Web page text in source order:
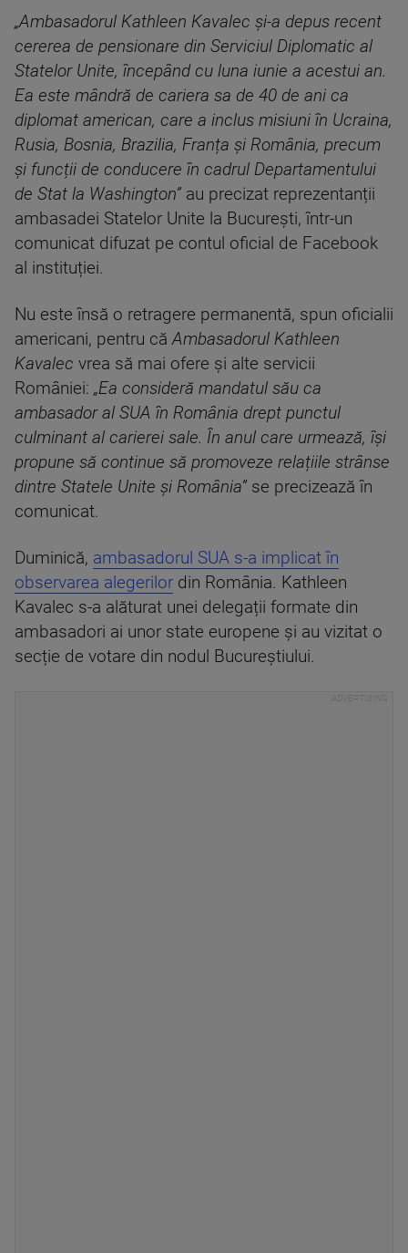
„Ambasadorul Kathleen Kavalec și-a depus recent
cererea de pensionare din Serviciul Diplomatic al
Statelor Unite, începând cu luna iunie a acestui an.
Ea este mândră de cariera sa de 40 de ani ca
diplomat american, care a inclus misiuni în Ucraina,
Rusia, Bosnia, Brazilia, Franța și România, precum
și funcții de conducere în cadrul Departamentului
de Stat la Washington” au precizat reprezentanții
ambasadei Statelor Unite la București, într-un
comunicat difuzat pe contul oficial de Facebook
al instituției.
Nu este însă o retragere permanentă, spun oficialii
americani, pentru căAmbasadorul Kathleen
Kavalec vrea să mai ofere și alte servicii
României: „Ea consideră mandatul său ca
ambasador al SUA în România drept punctul
culminant al carierei sale. În anul care urmează, își
propune să continue să promoveze relațiile strânse
dintre Statele Unite și România” se precizează în
comunicat.
Duminică, ambasadorul SUA s-a implicat în
observarea alegerilor din România. Kathleen
Kavalec s-a alăturat unei delegații formate din
ambasadori ai unor state europene și au vizitat o
secție de votare din nodul Bucureștiului.